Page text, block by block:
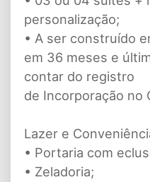
personalização;
• A ser construído
em 36 meses e
contar do registro
de Incorporação no
Lazer e
• Portaria com
• Zeladoria;